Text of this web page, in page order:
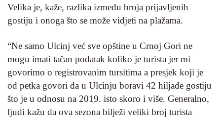
Velika je, kaže, razlika između broja prijavljenih
gostiju i onoga što se može vidjeti na plažama.
“Ne samo Ulcinj već sve opštine u Crnoj Gori ne
mogu imati tačan podatak koliko je turista jer mi
govorimo o registrovanim tursitima a presjek koji je
od petka govori da u Ulcinju boravi 42 hiljade gostiju
što je u odnosu na 2019. isto skoro i više. Generalno,
ljudi kažu da ova sezona bilježi veliki broj turista